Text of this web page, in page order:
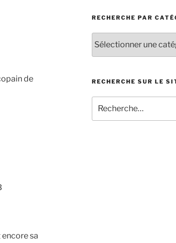
de
sa
RECHERCHE PAR
par
catégorie
RECHERCHE SUR LE
pour
: